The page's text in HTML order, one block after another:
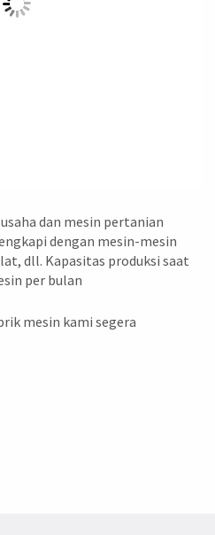
dan mesin pertanian
dengan mesin-mesin
dll. Kapasitas produksi saat
per bulan
mesin kami segera